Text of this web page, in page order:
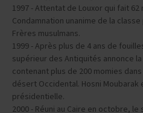
1997 - Attentat de Louxor qui fait
Condamnation unanime de la
Frères musulmans.
1999 - Après plus de 4 ans de
supérieur des Antiquités annonce
contenant plus de 200 momies
désert Occidental. Hosni
présidentielle.
2000 - Réuni au Caire en octobre,